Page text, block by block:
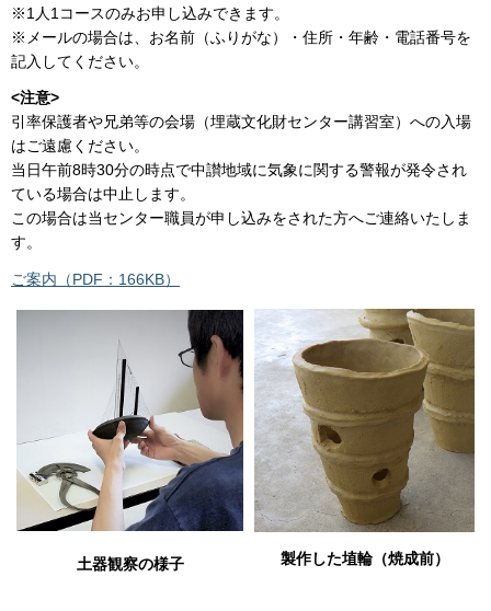
※1人1コースのみお申し込みできます。
※メールの場合は、お名前（ふりがな）・住所・年齢・電話番号を
記入してください。
<注意>
引率保護者や兄弟等の会場（埋蔵文化財センター講習室）への入場
はご遠慮ください。
当日午前8時30分の時点で中讃地域に気象に関する警報が発令され
ている場合は中止します。
この場合は当センター職員が申し込みをされた方へご連絡いたしま
す。
ご案内（PDF：166KB）
土器観察の様子 製作した埴輪（焼成前）